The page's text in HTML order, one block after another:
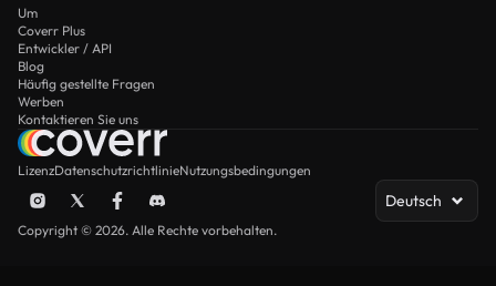
Um
Coverr Plus
Entwickler / API
Blog
Häufig gestellte Fragen
Werben
Kontaktieren Sie uns
LizenzDatenschutzrichtlinieNutzungsbedingungen
Deutsch
Copyright © 2026. Alle Rechte vorbehalten.